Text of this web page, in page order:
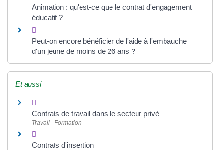
Animation : qu'est-ce que le contrat d'engagement
éducatif ?
Peut-on encore bénéficier de l'aide à l'embauche
d'un jeune de moins de 26 ans ?
Et aussi
Contrats de travail dans le secteur privé
Travail - Formation
Contrats d'insertion